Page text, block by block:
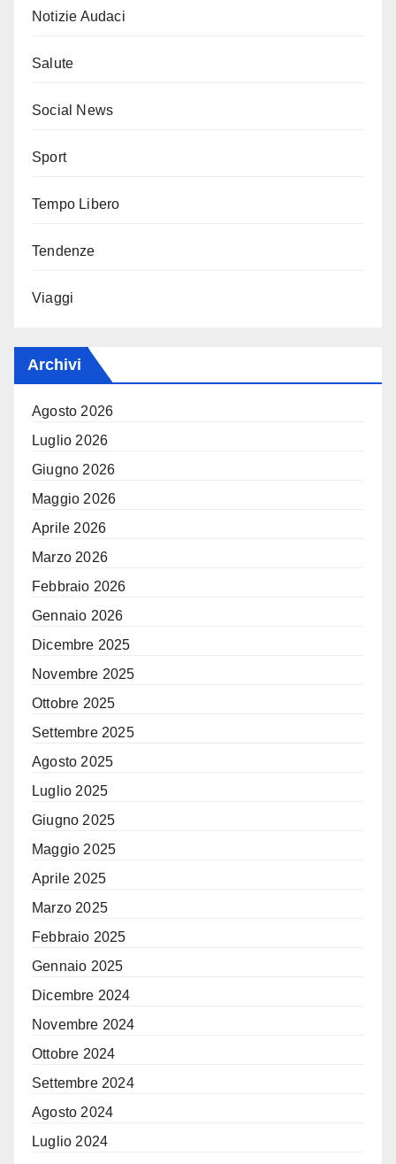
Notizie Audaci
Salute
Social News
Sport
Tempo Libero
Tendenze
Viaggi
Archivi
Agosto 2026
Luglio 2026
Giugno 2026
Maggio 2026
Aprile 2026
Marzo 2026
Febbraio 2026
Gennaio 2026
Dicembre 2025
Novembre 2025
Ottobre 2025
Settembre 2025
Agosto 2025
Luglio 2025
Giugno 2025
Maggio 2025
Aprile 2025
Marzo 2025
Febbraio 2025
Gennaio 2025
Dicembre 2024
Novembre 2024
Ottobre 2024
Settembre 2024
Agosto 2024
Luglio 2024